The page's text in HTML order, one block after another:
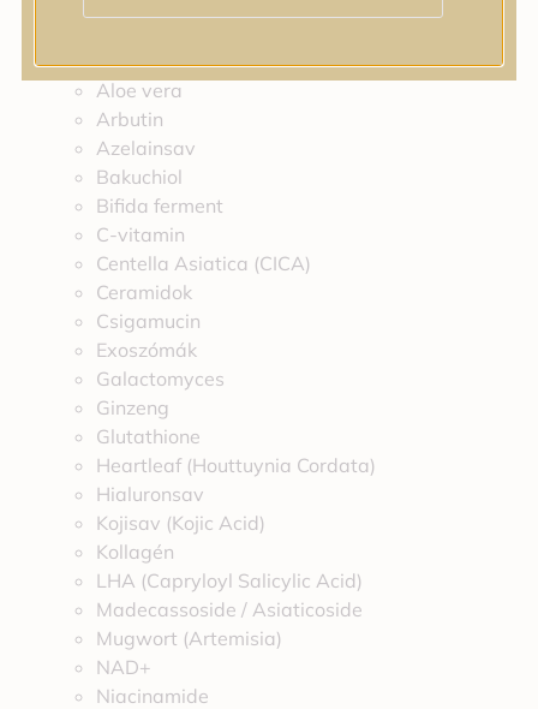
Allantoin
Aloe vera
Arbutin
Azelainsav
Bakuchiol
Bifida ferment
C-vitamin
Centella Asiatica (CICA)
Ceramidok
Csigamucin
Exoszómák
Galactomyces
Ginzeng
Glutathione
Heartleaf (Houttuynia Cordata)
Hialuronsav
Kojisav (Kojic Acid)
Kollagén
LHA (Capryloyl Salicylic Acid)
Madecassoside / Asiaticoside
Mugwort (Artemisia)
NAD+
Niacinamide